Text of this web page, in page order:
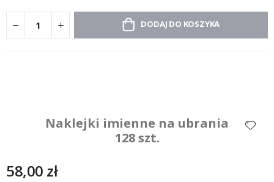
DODAJ DO KOSZYKA
Naklejki imienne na ubrania
128 szt.
58,00 zł